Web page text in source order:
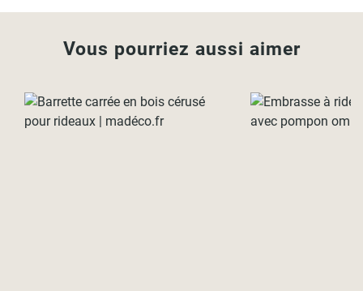
Vous pourriez aussi aimer